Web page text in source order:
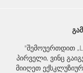
"შემოუერთდით
პირველი, ვინც
მიიღეთ